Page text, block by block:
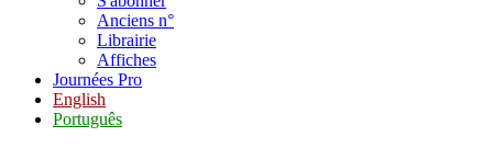
Anciens n°
Librairie
Affiches
Journées Pro
English
Português